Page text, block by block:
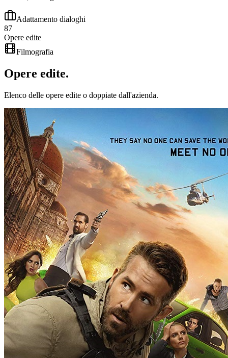
Adattamento dialoghi
87
Opere edite
Filmografia
Opere edite.
Elenco delle opere edite o doppiate dall'azienda.